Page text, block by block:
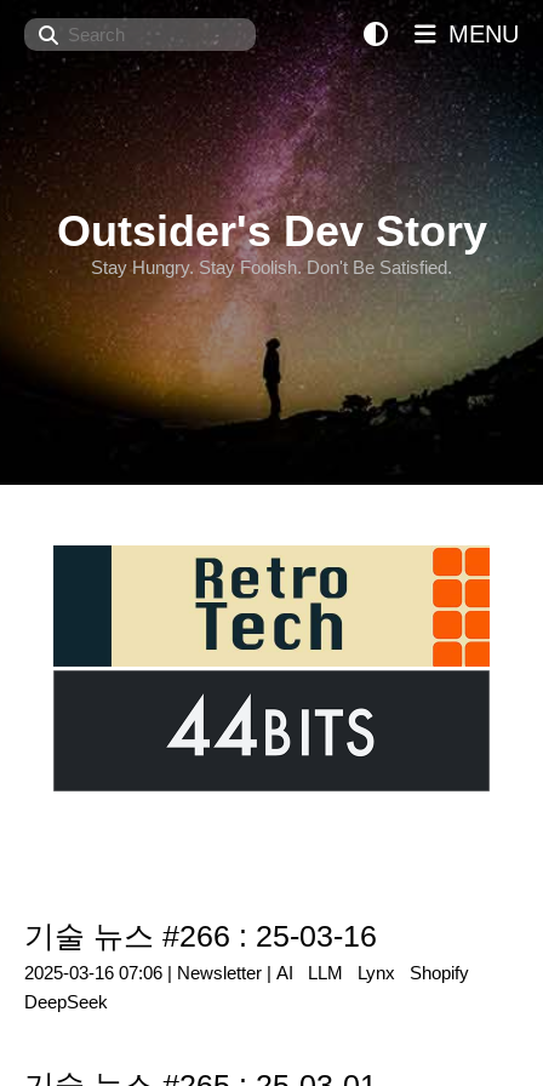
Search
Outsider's Dev Story
Stay Hungry. Stay Foolish. Don't Be Satisfied.
MENU
Outsider's Dev Story
기술 뉴스 #266 : 25-03-16
2025-03-16 07:06 | Newsletter | AI LLM Lynx
Shopify
DeepSeek